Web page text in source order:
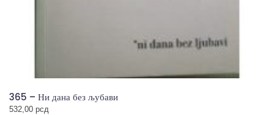
365 – Ни дана без љубави
532,00 рсд